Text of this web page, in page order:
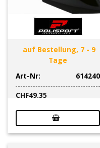
auf Bestellung, 7 - 9
Tage
Art-Nr:
614240
CHF49.35